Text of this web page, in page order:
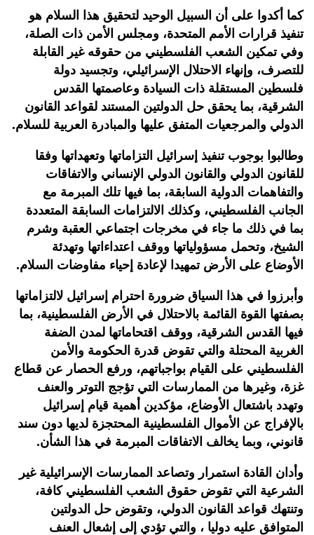
كما أكدوا على أن السبيل الوحيد لتحقيق هذا السلام هو
تنفيذ قرارات الأمم المتحدة، ومجلس الأمن ذات الصلة،
وفي تمكين الشعب الفلسطيني من حقوقه غير القابلة
للتصرف، وإنهاء الاحتلال الإسرائيلي، وتجسيد دولة
فلسطين المستقلة ذات السيادة وعاصمتها القدس
الشرقية، بما يحقق حل الدولتين المستند لقواعد القانون
الدولي والمرجعيات المتفق عليها والمبادرة العربية للسلام.
وطالبوا بوجوب تنفيذ إسرائيل التزاماتها وتعهداتها وفقا
للقانون الدولي والقانون الدولي الإنساني والاتفاقات
والتفاهمات الدولية السابقة، بما فيها تلك المبرمة مع
الجانب الفلسطيني، وكذلك الالتزامات السابقة المتعددة
بما في ذلك ما جاء في مخرجات اجتماعي العقبة وشرم
الشيخ، وتحمل مسؤولياتها ووقف اعتداءاتها وتهدئة
الأوضاع على الأرض تمهيدا لإعادة إحياء مفاوضات السلام.
وأبرزوا في هذا السياق ضرورة احترام إسرائيل لالتزاماتها
بصفتها القوة القائمة بالاحتلال في الأرض الفلسطينية، بما
فيها القدس الشرقية، ووقف اقتحاماتها لمدن الضفة
الغربية المحتلة والتي تقوض قدرة الحكومة والأمن
الفلسطيني على القيام بواجباتهم، ورفع الحصار عن قطاع
غزة، وغيرها من الممارسات التي تؤجج التوتر والعنف
وتهدد باشتعال الأوضاع، مؤكدين أهمية قيام إسرائيل
بالإفراج عن الأموال الفلسطينية المحتجزة لديها دون سند
قانوني، وبما يخالف الاتفاقات المبرمة في هذا الشأن.
وأدان القادة استمرار وتصاعد الممارسات الإسرائيلية غير
الشرعية التي تقوض حقوق الشعب الفلسطيني كافة،
وتنتهك قواعد القانون الدولي، وتقوض حل الدولتين
المتوافق عليه دوليا ، والتي تؤدي إلى إشعال العنف